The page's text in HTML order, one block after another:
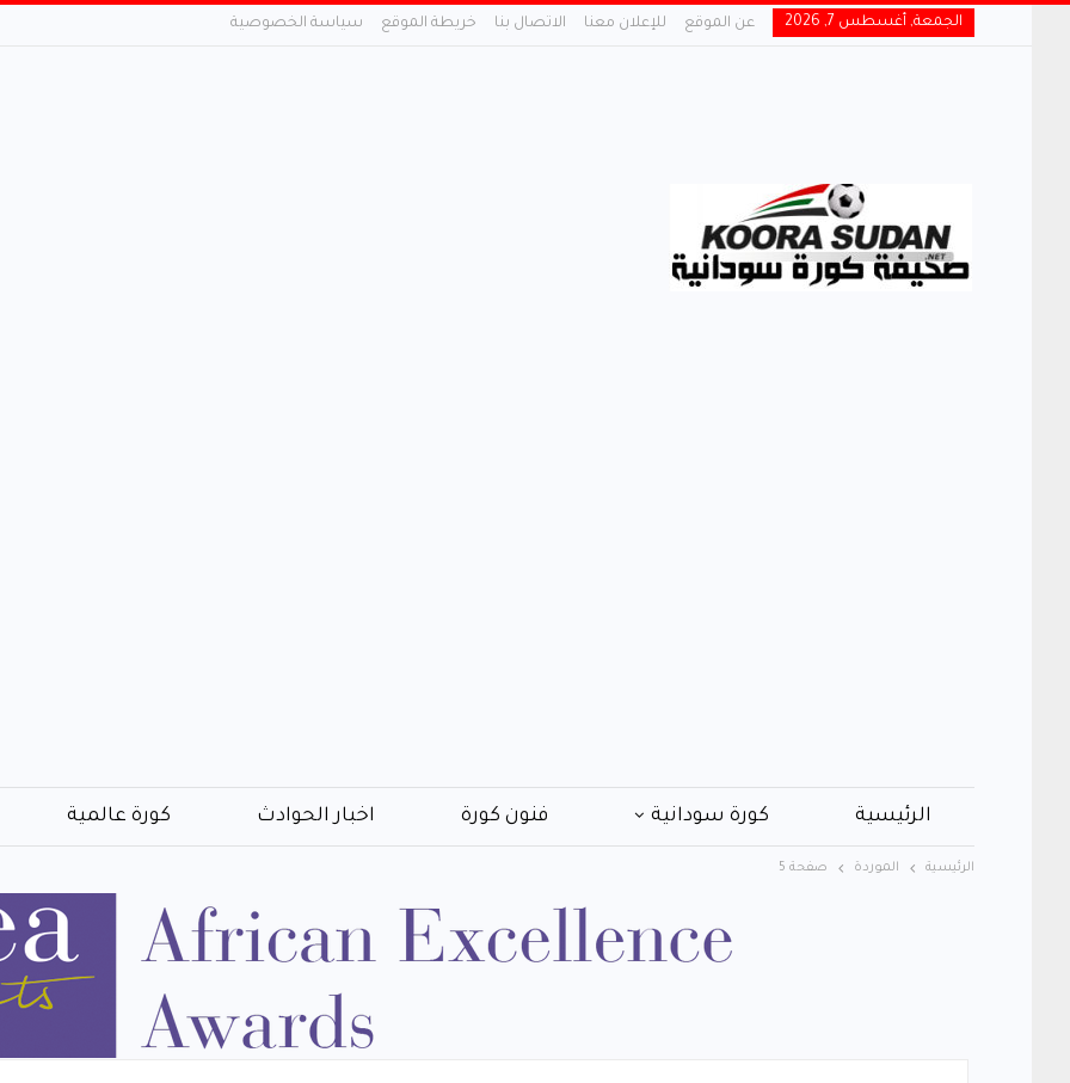
الجمعة, أغسطس 7, 2026 عن الموقع للإعلان معنا الاتصال بنا خريطة الموقع سياسة الخصوصية
الرئيسية كورة سودانية فنون كورة اخبار الحوادث كورة عالمية
الرئيسية الموردة صفحة 5